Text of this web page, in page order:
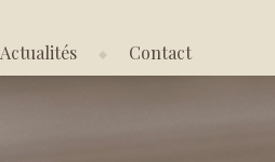
Actualités Contact